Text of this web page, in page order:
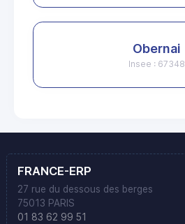
Obernai
Insee : 67348
FRANCE-ERP
27 rue du dessous des berges
75013 PARIS
01 83 62 99 51